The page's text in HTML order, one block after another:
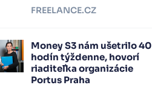
FREELANCE.CZ
Money S3 nám ušetrilo 40
hodín týždenne, hovorí
riaditeľka organizácie
Portus Praha